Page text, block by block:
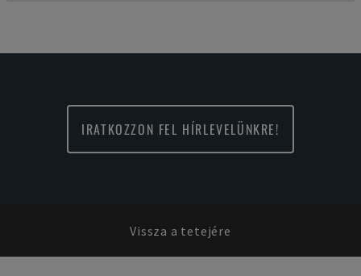
IRATKOZZON FEL HÍRLEVELÜNKRE!
Vissza a tetejére